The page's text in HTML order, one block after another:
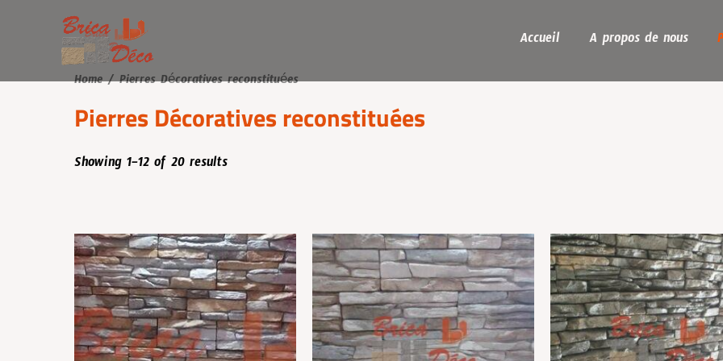
Accueil A propos de nous
Home/ Pierres Décoratives reconstituées
Pierres Décoratives reconstituées
Showing 1–12 of 20 results